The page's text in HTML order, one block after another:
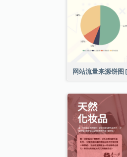
网站流量来源饼图